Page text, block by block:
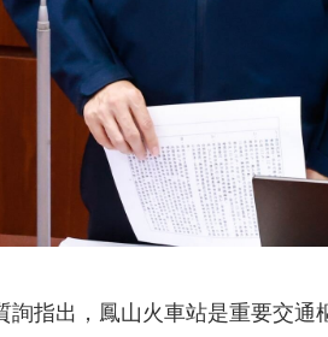
指出，鳳山火車站是重要交通